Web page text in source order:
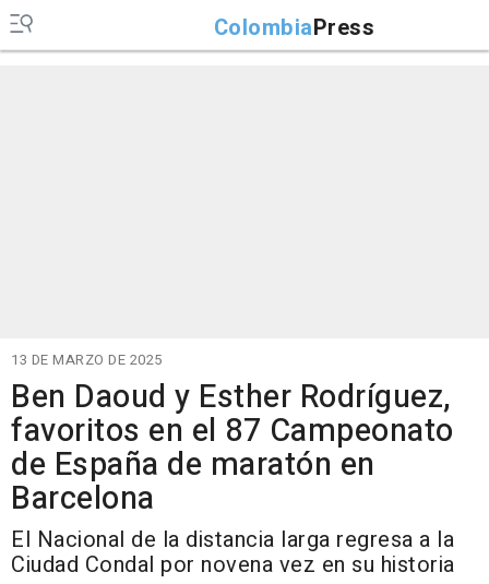
ColombiaPress
13 DE MARZO DE 2025
Ben Daoud y Esther Rodríguez,
favoritos en el 87 Campeonato
de España de maratón en
Barcelona
El Nacional de la distancia larga regresa a la
Ciudad Condal por novena vez en su historia